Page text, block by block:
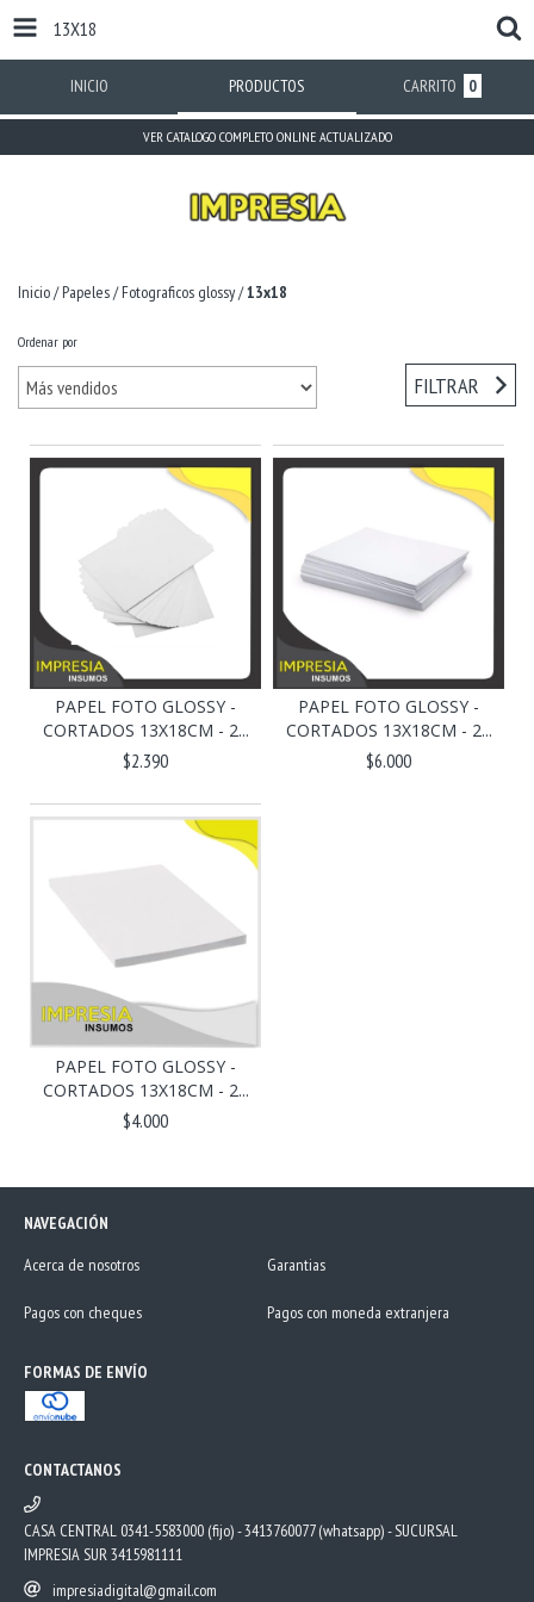
13X18
INICIO PRODUCTOS CARRITO 0
VER CATALOGO COMPLETO ONLINE ACTUALIZADO
Inicio/ Papeles/ Fotograficos glossy/13x18
Ordenar por
FILTRAR
PAPEL FOTO GLOSSY -
CORTADOS 13X18CM - 2...
$2.390
PAPEL FOTO GLOSSY -
CORTADOS 13X18CM - 2...
$6.000
PAPEL FOTO GLOSSY -
CORTADOS 13X18CM - 2...
$4.000
NAVEGACIÓN
Acerca de nosotros
Garantias
Pagos con cheques Pagos con moneda extranjera
FORMAS DE ENVÍO
CONTACTANOS
CASA CENTRAL 0341-5583000 (fijo) - 3413760077 (whatsapp) - SUCURSAL
IMPRESIA SUR 3415981111
impresiadigital@gmail.com